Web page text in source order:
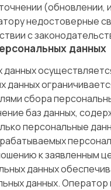
(обновлении,
недостоверные
с
данных
данных
данных
сбора
баз данных,
персональные
к заявленным
данных
данных.